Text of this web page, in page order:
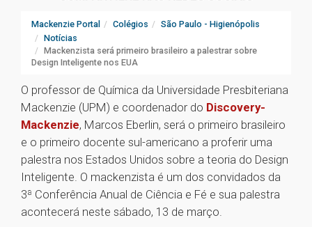
Mackenzie Portal Colégios
São Paulo - Higienópolis
Notícias
Mackenzista será primeiro brasileiro a palestrar sobre
Design Inteligente nos EUA
O professor de Química da Universidade Presbiteriana
Mackenzie (UPM) e coordenador do Discovery-
Mackenzie, Marcos Eberlin, será o primeiro brasileiro
e o primeiro docente sul-americano a proferir uma
palestra nos Estados Unidos sobre a teoria do Design
Inteligente. O mackenzista é um dos convidados da
3ª Conferência Anual de Ciência e Fé e sua palestra
acontecerá neste sábado, 13 de março.